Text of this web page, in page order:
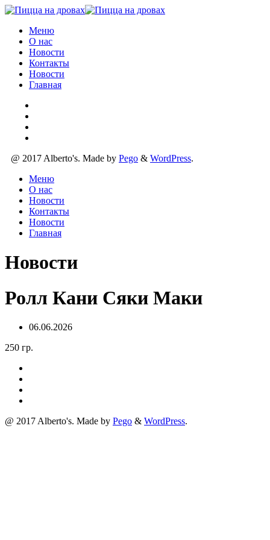
Меню
О нас
Новости
Контакты
Новости
Главная
@ 2017 Alberto's. Made by Pego & WordPress.
Меню
О нас
Новости
Контакты
Новости
Главная
Новости
Ролл Кани Сяки Маки
06.06.2026
250 гр.
@ 2017 Alberto's. Made by Pego & WordPress.